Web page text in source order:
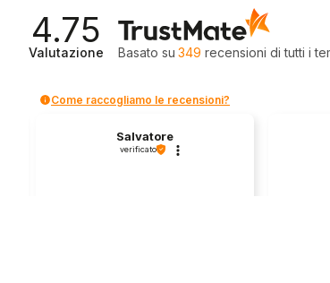
4.75
Valutazione Basato su 349 recensionidi tutti i
Come raccogliamo le recensioni?
Salvatore
verificato